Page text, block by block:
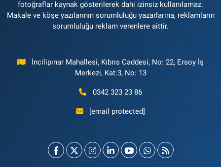
fotoğraflar kaynak gösterilerek dahi izinsiz kullanılamaz.
Makale ve köşe yazılarının sorumluluğu yazarlarına, reklamların
sorumluluğu reklam verenlere aittir.
İncilipınar Mahallesi, Kıbrıs Caddesi, No: 22, Ersoy İş
Merkezi, Kat:3, No: 13
0342 323 23 86
[email protected]